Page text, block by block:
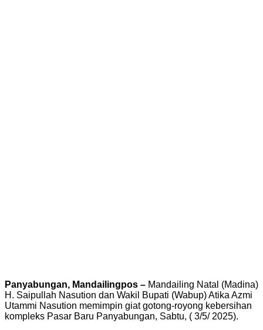
Panyabungan, Mandailingpos – Mandailing Natal (Madina)
H. Saipullah Nasution dan Wakil Bupati (Wabup) Atika Azmi
Utammi Nasution memimpin giat gotong-royong kebersihan
kompleks Pasar Baru Panyabungan, Sabtu, ( 3/5/ 2025).